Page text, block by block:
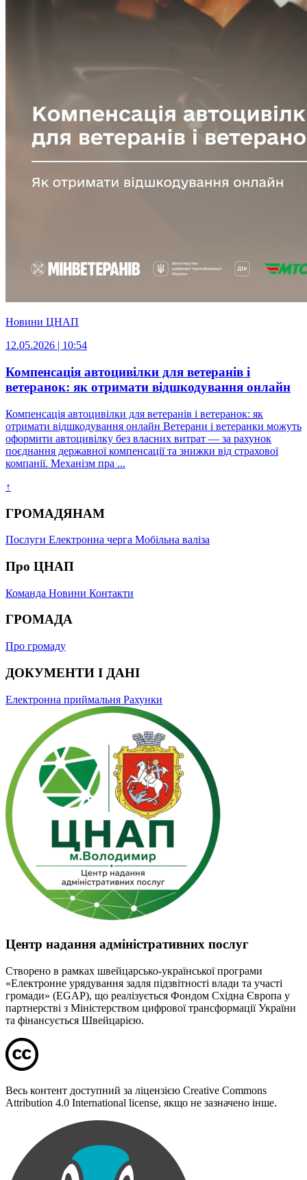
Новини ЦНАП
12.05.2026 | 10:54
Компенсація автоцивілки для ветеранів і
ветеранок: як отримати відшкодування онлайн
Компенсація автоцивілки для ветеранів і ветеранок: як
отримати відшкодування онлайн Ветерани і ветеранки можуть
оформити автоцивілку без власних витрат — за рахунок
поєднання державної компенсації та знижки від страхової
компанії. Механізм пра ...
↑
ГРОМАДЯНАМ
Послуги Електронна черга Мобільна валіза
Про ЦНАП
Команда Новини Контакти
ГРОМАДА
Про громаду
ДОКУМЕНТИ І ДАНІ
Електронна приймальня Рахунки
Центр надання адміністративних послуг
Створено в рамках швейцарсько-української програми
«Електронне урядування задля підзвітності влади та участі
громади» (EGAP), що реалізується Фондом Східна Європа у
партнерстві з Міністерством цифрової трансформації України
та фінансується Швейцарією.
Весь контент доступний за ліцензією Creative Commons
Attribution 4.0 International license, якщо не зазначено інше.